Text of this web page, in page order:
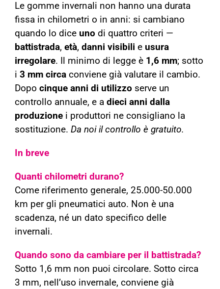
Le gomme invernali non hanno una durata
fissa in chilometri o in anni: si cambiano
quando lo dice uno di quattro criteri —
battistrada, età, danni visibili e usura
irregolare. Il minimo di legge è 1,6 mm; sotto
i 3 mm circa conviene già valutare il cambio.
Dopo cinque anni di utilizzo serve un
controllo annuale, e a dieci anni dalla
produzione i produttori ne consigliano la
sostituzione. Da noi il controllo è gratuito.
In breve
Quanti chilometri durano?
Come riferimento generale, 25.000-50.000
km per gli pneumatici auto. Non è una
scadenza, né un dato specifico delle
invernali.
Quando sono da cambiare per il battistrada?
Sotto 1,6 mm non puoi circolare. Sotto circa
3 mm, nell’uso invernale, conviene già